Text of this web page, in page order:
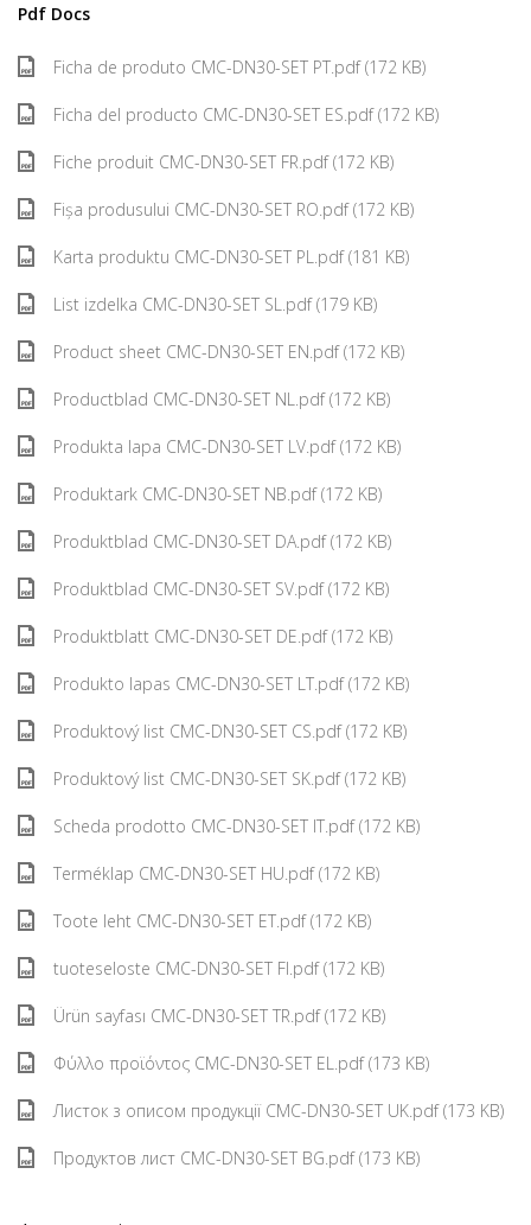
Pdf Docs
Ficha de produto CMC-DN30-SET PT.pdf (172 KB)
Ficha del producto CMC-DN30-SET ES.pdf (172 KB)
Fiche produit CMC-DN30-SET FR.pdf (172 KB)
Fișa produsului CMC-DN30-SET RO.pdf (172 KB)
Karta produktu CMC-DN30-SET PL.pdf (181 KB)
List izdelka CMC-DN30-SET SL.pdf (179 KB)
Product sheet CMC-DN30-SET EN.pdf (172 KB)
Productblad CMC-DN30-SET NL.pdf (172 KB)
Produkta lapa CMC-DN30-SET LV.pdf (172 KB)
Produktark CMC-DN30-SET NB.pdf (172 KB)
Produktblad CMC-DN30-SET DA.pdf (172 KB)
Produktblad CMC-DN30-SET SV.pdf (172 KB)
Produktblatt CMC-DN30-SET DE.pdf (172 KB)
Produkto lapas CMC-DN30-SET LT.pdf (172 KB)
Produktový list CMC-DN30-SET CS.pdf (172 KB)
Produktový list CMC-DN30-SET SK.pdf (172 KB)
Scheda prodotto CMC-DN30-SET IT.pdf (172 KB)
Terméklap CMC-DN30-SET HU.pdf (172 KB)
Toote leht CMC-DN30-SET ET.pdf (172 KB)
tuoteseloste CMC-DN30-SET FI.pdf (172 KB)
Ürün sayfası CMC-DN30-SET TR.pdf (172 KB)
Φύλλο προϊόντος CMC-DN30-SET EL.pdf (173 KB)
Листок з описом продукції CMC-DN30-SET UK.pdf (173 KB)
Продуктов лист CMC-DN30-SET BG.pdf (173 KB)